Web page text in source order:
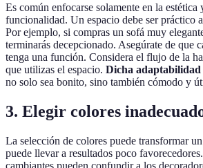
Es común enfocarse solamente en la estética
funcionalidad. Un espacio debe ser práctico
Por ejemplo, si compras un sofá muy
terminarás decepcionado. Asegúrate de que
tenga una función. Considera el flujo de la
que utilizas el espacio. Dicha adaptabilidad
no solo sea bonito, sino también cómodo y
3. Elegir colores
La selección de colores puede transformar
puede llevar a resultados poco
cambiantes pueden confundir a los